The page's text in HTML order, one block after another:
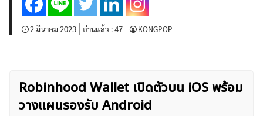
กองทุน Forex
ฟรี EA
2 มีนาคม 2023 อ่านแล้ว :47 KONGPOP
Robinhood Wallet เปิดตัวบน iOS พร้อม
วางแผนรองรับ Android